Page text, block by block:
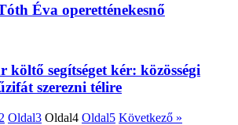
Éva operetténekesnő
költő segítséget kér: közösségi
szerezni télire
2 Oldal3 Oldal4 Oldal5 Következő »